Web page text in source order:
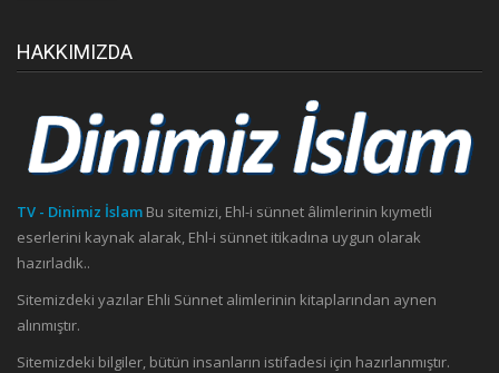
HAKKIMIZDA
TV - Dinimiz İslam Bu sitemizi, Ehl-i sünnet âlimlerinin kıymetli
eserlerini kaynak alarak, Ehl-i sünnet itikadına uygun olarak
hazırladık..
Sitemizdeki yazılar Ehli Sünnet alimlerinin kitaplarından aynen
alınmıştır.
Sitemizdeki bilgiler, bütün insanların istifadesi için hazırlanmıştır.